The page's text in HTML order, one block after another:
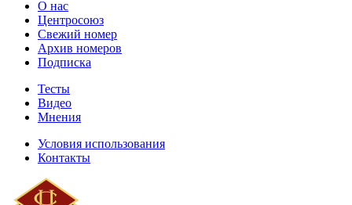
О нас
Центросоюз
Свежий номер
Архив номеров
Подписка
Тесты
Видео
Мнения
Условия использования
Контакты